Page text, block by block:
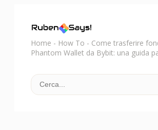
Home - How To - Come trasferire
Phantom Wallet da Bybit: una guida